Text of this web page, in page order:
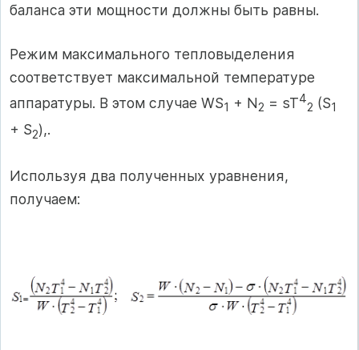
баланса эти мощности должны быть равны.
Режим максимального тепловыделения
соответствует максимальной температуре
аппаратуры. В этом случае WS1 + N2 = sT4
2 (S1
+ S2),.
Используя два полученных уравнения,
получаем: